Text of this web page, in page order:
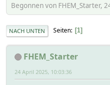
Begonnen von FHEM_Starter,
NACH UNTEN Seiten 1
FHEM_Starter
24 April 2025, 10:03:36